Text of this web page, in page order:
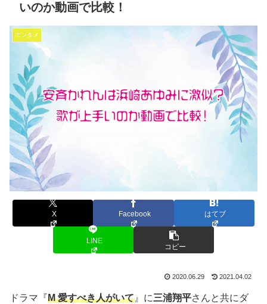
いのか動画で比較！
エンタメ
X Facebook はてブ
LINE
コピー
2020.06.29 2021.04.02
ドラマ『M 愛すべき人がいて 』に三浦翔平さんと共にダ